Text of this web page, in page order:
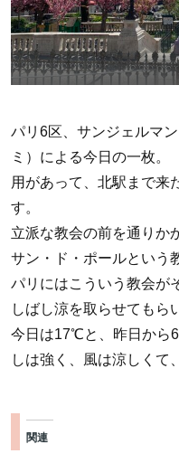
パリ6区、サンジェルマ
ミ）による今日の一枚。
用があって、北駅まで来
す。
立派な教会の前を通りか
サン・ド・ポールという
パリにはこういう教会が
しばし涼を取らせてもら
今日は17℃と、昨日から
しは強く、風は涼しくて
関連